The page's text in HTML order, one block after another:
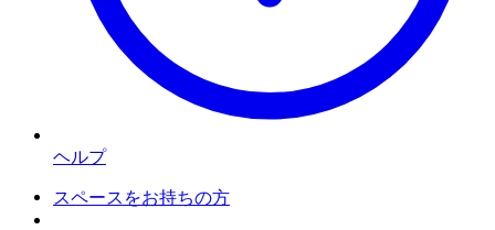
ヘルプ
スペースをお持ちの方